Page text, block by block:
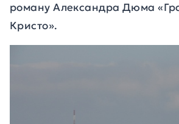
роману Александра Дюма
Кристо».